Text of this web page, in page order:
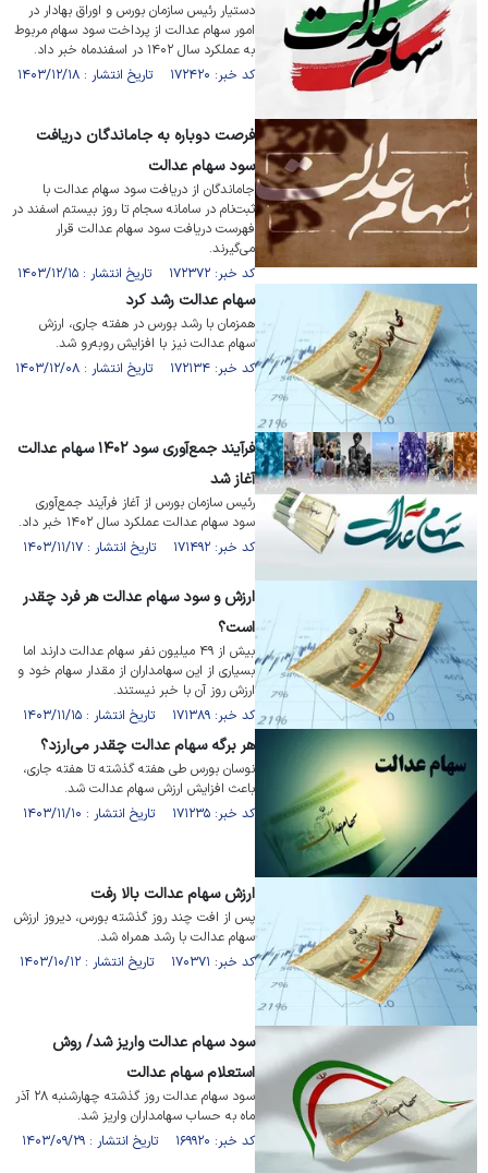
دستیار رئیس سازمان بورس و اوراق بهادار در
امور سهام عدالت از پرداخت سود سهام مربوط
به عملکرد سال ۱۴۰۲ در اسفندماه خبر داد.
کد خبر: ۱۷۲۴۲۰ تاریخ انتشار : ۱۴۰۳/۱۲/۱۸
فرصت دوباره به جاماندگان دریافت
سود سهام عدالت
جاماندگان از دریافت سود سهام عدالت با
ثبت‌نام در سامانه سجام تا روز بیستم اسفند در
فهرست دریافت سود سهام عدالت قرار
می‌گیرند.
کد خبر: ۱۷۲۳۷۲ تاریخ انتشار : ۱۴۰۳/۱۲/۱۵
سهام عدالت رشد کرد
همزمان با رشد بورس در هفته جاری، ارزش
سهام عدالت نیز با افزایش رو‌به‌رو شد.
کد خبر: ۱۷۲۱۳۴ تاریخ انتشار : ۱۴۰۳/۱۲/۰۸
فرآیند جمع‌آوری سود ۱۴۰۲ سهام عدالت
آغاز شد
رئیس سازمان بورس از آغاز فرآیند جمع‌آوری
سود سهام عدالت عملکرد سال ۱۴۰۲ خبر داد.
کد خبر: ۱۷۱۴۹۲ تاریخ انتشار : ۱۴۰۳/۱۱/۱۷
ارزش و سود سهام عدالت هر فرد چقدر
است؟
بیش از ۴۹ میلیون نفر سهام عدالت دارند اما
بسیاری از این سهامداران از مقدار سهام خود و
ارزش روز آن با خبر نیستند.
کد خبر: ۱۷۱۳۸۹ تاریخ انتشار : ۱۴۰۳/۱۱/۱۵
هر برگه سهام عدالت چقدر می‌ارزد؟
نوسان بورس طی هفته گذشته تا هفته جاری،
باعث افزایش ارزش سهام عدالت شد.
کد خبر: ۱۷۱۲۳۵ تاریخ انتشار : ۱۴۰۳/۱۱/۱۰
ارزش سهام عدالت بالا رفت
پس از افت چند روز گذشته بورس، دیروز ارزش
سهام عدالت با رشد همراه شد.
کد خبر: ۱۷۰۳۷۱ تاریخ انتشار : ۱۴۰۳/۱۰/۱۲
سود سهام عدالت واریز شد/ روش
استعلام سهام عدالت
سود سهام عدالت روز گذشته چهارشنبه ۲۸ آذر
ماه به حساب سهامداران واریز شد.
کد خبر: ۱۶۹۹۲۰ تاریخ انتشار : ۱۴۰۳/۰۹/۲۹